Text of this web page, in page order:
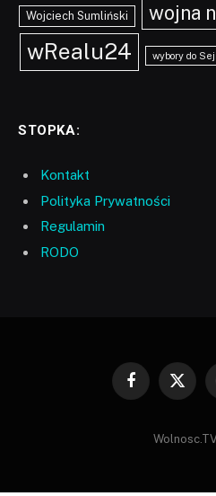
Wojciech Sumliński wojna
wRealu24 wybory do
STOPKA:
Kontakt
Polityka Prywatności
Regulamin
RODO
Facebook
X